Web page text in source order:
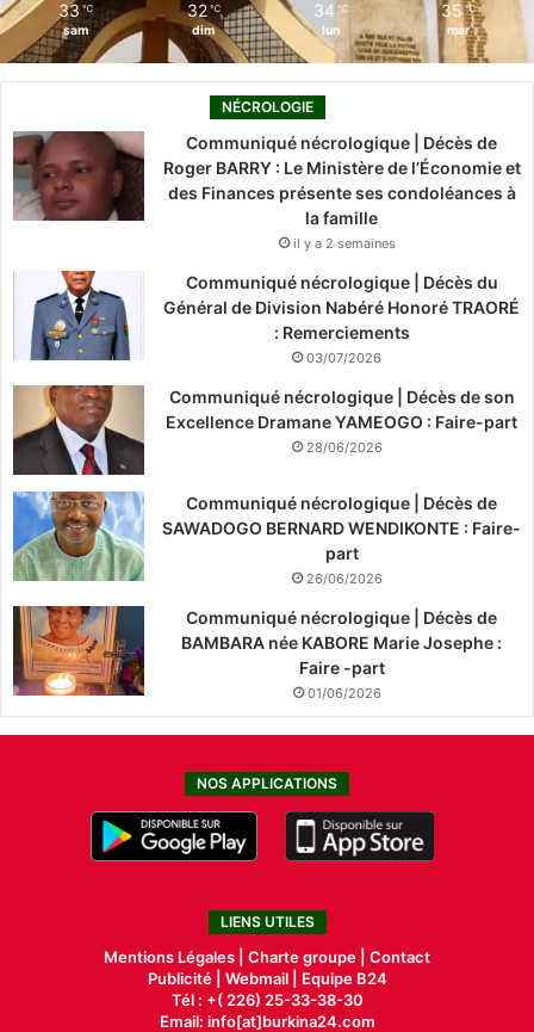
33 ℃
sam
32 ℃
dim
34 ℃
lun
35 ℃
mar
NÉCROLOGIE
Communiqué nécrologique | Décès de
Roger BARRY : Le Ministère de l’Économie et
des Finances présente ses condoléances à
la famille
il y a 2 semaines
Communiqué nécrologique | Décès du
Général de Division Nabéré Honoré TRAORÉ
: Remerciements
03/07/2026
Communiqué nécrologique | Décès de son
Excellence Dramane YAMEOGO : Faire-part
28/06/2026
Communiqué nécrologique | Décès de
SAWADOGO BERNARD WENDIKONTE : Faire-
part
26/06/2026
Communiqué nécrologique | Décès de
BAMBARA née KABORE Marie Josephe :
Faire -part
01/06/2026
NOS APPLICATIONS
LIENS UTILES
Mentions Légales | Charte groupe | Contact
Publicité| Webmail |
Equipe B24
Tél : +( 226) 25-33-38-30
Email: info[at]burkina24.com